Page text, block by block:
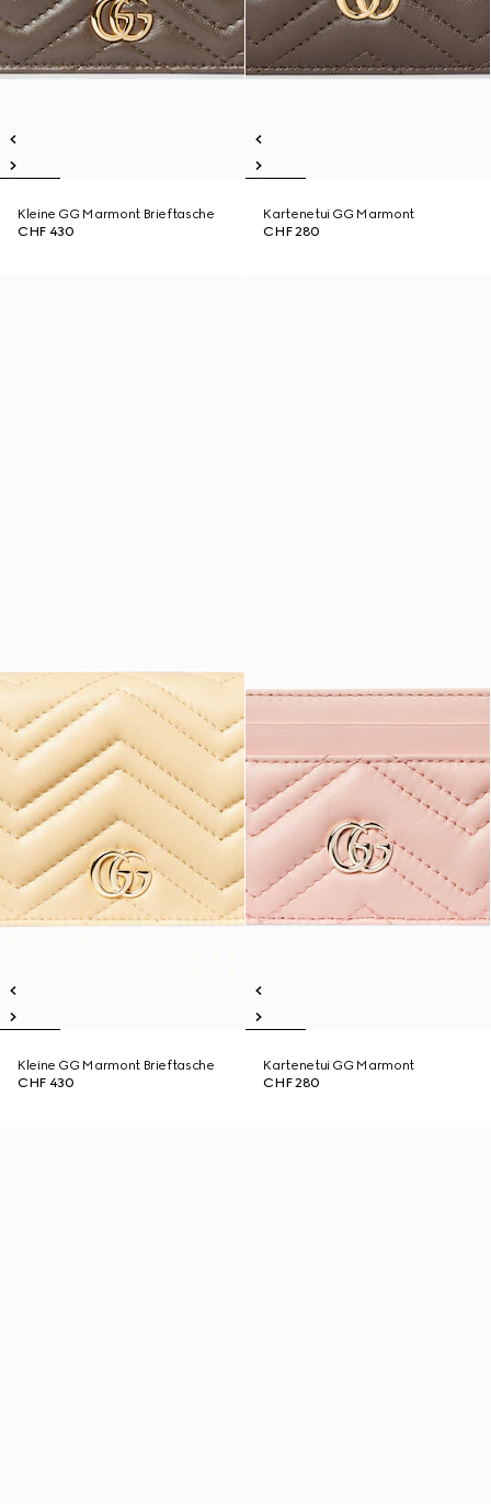
Kleine GG Marmont Brieftasche
CHF 430
Kartenetui GG Marmont
CHF 280
Kleine GG Marmont Brieftasche
CHF 430
Kartenetui GG Marmont
CHF 280